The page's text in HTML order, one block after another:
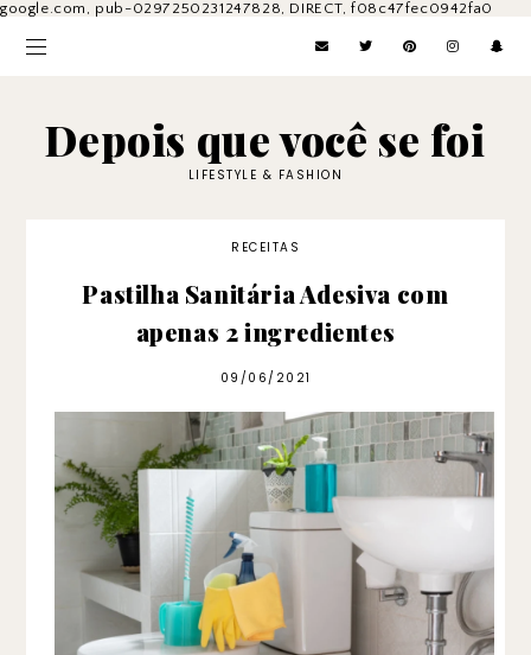
google.com, pub-0297250231247828, DIRECT, f08c47fec0942fa0
Depois que você se foi
LIFESTYLE & FASHION
RECEITAS
Pastilha Sanitária Adesiva com
apenas 2 ingredientes
09/06/2021